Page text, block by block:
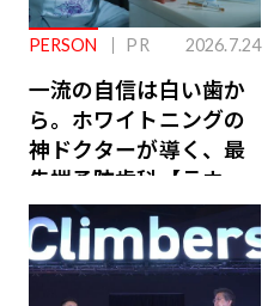
PERSON PR 2026.7.24
一流の自信は白い歯か
ら。ホワイトニングの
神ドクターが導く、最
先端予防歯科【ラウン
ジ会員特典あり】